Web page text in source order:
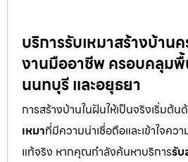
บริการรับเหมาสร้างบ้าน
งานมืออาชีพ ครอบคลุม
นนทบุรี และอยุธยา
การสร้างบ้านในฝันให้เป็นจริงเริ่มต้น
เหมาที่มีความน่าเชื่อถือและเข้าใจค
แท้จริง หากคุณกำลังค้นหาบริการรับ